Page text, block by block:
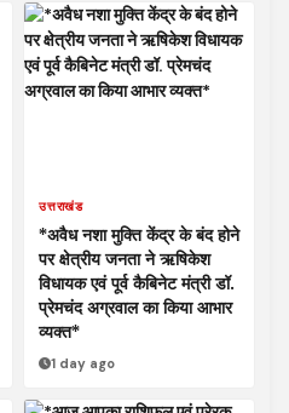
उत्तराखंड
*अवैध नशा मुक्ति केंद्र के बंद होने
पर क्षेत्रीय जनता ने ऋषिकेश
विधायक एवं पूर्व कैबिनेट मंत्री डॉ.
प्रेमचंद अग्रवाल का किया आभार
व्यक्त*
1 day ago